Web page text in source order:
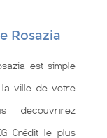
Rosazia
est simple
la ville de votre
découvrirez
Crédit le plus